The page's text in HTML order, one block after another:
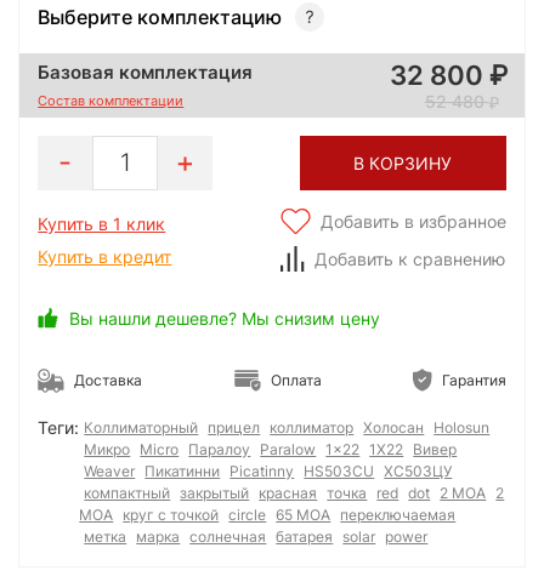
Выберите комплектацию
Базовая комплектация
Состав комплектации
32 800
52 480
1 В КОРЗИНУ
Купить в 1 клик
Купить в кредит
Добавить в избранное
Добавить к сравнению
Вы нашли дешевле? Мы снизим цену
Доставка Оплата Гарантия
Теги: Коллиматорный прицел коллиматор Холосан
Holosun
Микро Micro Паралоу Paralow 1x22 1Х22 Вивер
Weaver Пикатинни Picatinny HS503CU
ХС503ЦУ
компактный закрытый красная точка red dot 2 MOA 2
МОА круг с точкой circle 65 MOA переключаемая
метка
марка солнечная батарея solar power